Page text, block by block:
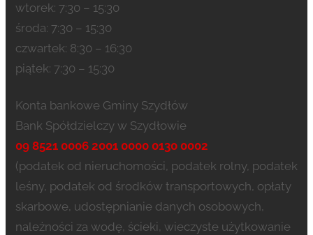
wtorek: 7:30 – 15:30
środa: 7:30 – 15:30
czwartek: 8:30 – 16:30
piątek: 7:30 – 15:30
Konta bankowe Gminy Szydłów
Bank Spółdzielczy w Szydłowie
09 8521 0006 2001 0000 0130 0002
(podatek od nieruchomości, podatek rolny, podatek
leśny, podatek od środków transportowych, opłaty
skarbowe, udostępnianie danych osobowych,
należności za wodę, ścieki, wieczyste użytkowanie